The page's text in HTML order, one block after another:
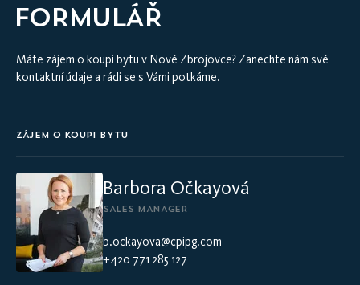
FORMULÁŘ
Máte zájem o koupi bytu v Nové Zbrojovce? Zanechte nám své
kontaktní údaje a rádi se s Vámi potkáme.
ZÁJEM O KOUPI BYTU
Barbora Očkayová
SALES MANAGER
b.ockayova@cpipg.com
+420 771 285 127